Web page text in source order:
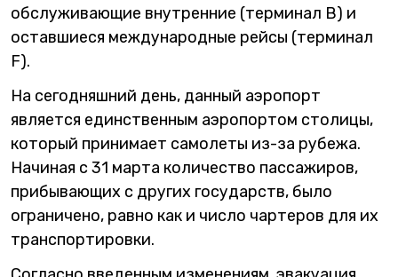
обслуживающие внутренние (терминал В) и
оставшиеся международные рейсы (терминал
F).
На сегодняшний день, данный аэропорт
является единственным аэропортом столицы,
который принимает самолеты из-за рубежа.
Начиная с 31 марта количество пассажиров,
прибывающих с других государств, было
ограничено, равно как и число чартеров для их
транспортировки.